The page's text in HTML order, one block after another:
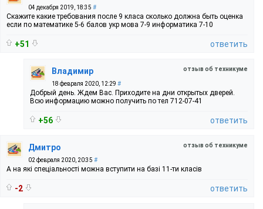
04 декабря 2019, 18:35 #
Скажите какие требования после 9 класа сколько должна быть оценка
если по математике 5-6 балов укр мова 7-9 информатика 7-10
+51 ответить
отзыв об техникуме
Владимир
18 февраля 2020, 12:29 #
Добрый день. Ждем Вас. Приходите на дни открытых дверей.
Всю информацию можно получить по тел 712-07-41
+56 ответить
отзыв об техникуме
Дмитро
02 февраля 2020, 20:35 #
А на які спеціальності можна вступити на базі 11-ти класів
-2 ответить